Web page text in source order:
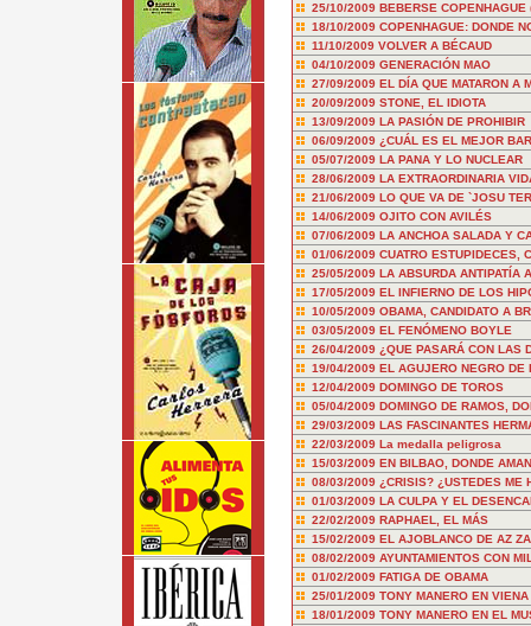
25/10/2009 BEBERSE COPENHAGUE
18/10/2009 COPENHAGUE: DONDE
11/10/2009 VOLVER A BÉCAUD
04/10/2009 GENERACIÓN MAO
27/09/2009 EL DÍA QUE MATARON A
20/09/2009 STONE, EL IDIOTA
13/09/2009 LA PASIÓN DE PROHIBIR
06/09/2009 ¿CUÁL ES EL MEJOR
05/07/2009 LA PANA Y LO NUCLEAR
28/06/2009 LA EXTRAORDINARIA
21/06/2009 LO QUE VA DE `JOSU
14/06/2009 OJITO CON AVILÉS
07/06/2009 LA ANCHOA SALADA Y
01/06/2009 CUATRO ESTUPIDECES,
25/05/2009 LA ABSURDA ANTIPATÍA
17/05/2009 EL INFIERNO DE LOS
10/05/2009 OBAMA, CANDIDATO A
03/05/2009 EL FENÓMENO BOYLE
26/04/2009 ¿QUE PASARÁ CON LAS
19/04/2009 EL AGUJERO NEGRO DE
12/04/2009 DOMINGO DE TOROS
05/04/2009 DOMINGO DE RAMOS,
29/03/2009 LAS FASCINANTES
22/03/2009 La medalla peligrosa
15/03/2009 EN BILBAO, DONDE
08/03/2009 ¿CRISIS? ¿USTEDES ME
01/03/2009 LA CULPA Y EL
22/02/2009 RAPHAEL, EL MÁS
15/02/2009 EL AJOBLANCO DE AZ
08/02/2009 AYUNTAMIENTOS CON
01/02/2009 FATIGA DE OBAMA
25/01/2009 TONY MANERO EN VIENA
18/01/2009 TONY MANERO EN EL